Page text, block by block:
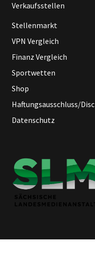
Verkaufsstellen
Stellenmarkt
VPN Vergleich
Finanz Vergleich
Sportwetten
Shop
Haftungsausschluss/
Datenschutz